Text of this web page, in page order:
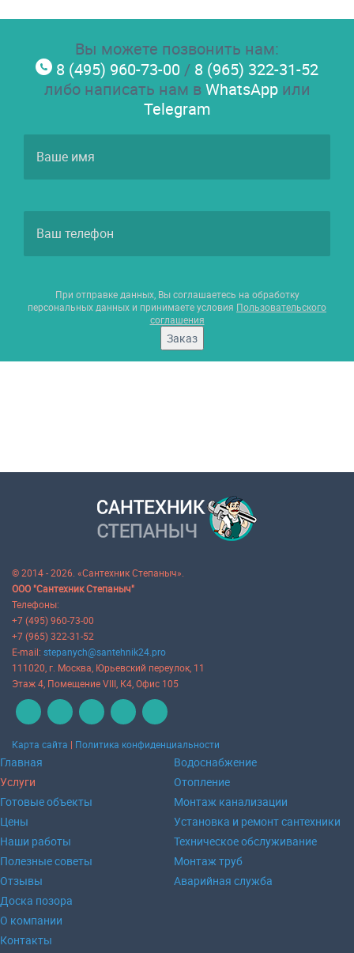
Вы можете позвонить нам:
8 (495) 960-73-00 / 8 (965) 322-31-52
либо написать нам вWhatsAppили
Telegram
При отправке данных, Вы соглашаетесь на обработку
персональных данных и принимаете условия Пользовательского
соглашения
Заказ
© 2014 - 2026. «Сантехник Степаныч».
ООО "Сантехник Степаныч"
Телефоны:
+7 (495) 960-73-00
+7 (965) 322-31-52
E-mail: stepanych@santehnik24.pro
111020 , г. Москва Юрьевский переулок, 11
Этаж 4, Помещение VIII, К4, Офис 105
Карта сайта | Политика конфиденциальности
Главная
Услуги
Готовые объекты
Цены
Наши работы
Полезные советы
Отзывы
Доска позора
О компании
Контакты
Водоснабжение
Отопление
Монтаж канализации
Установка и ремонт сантехники
Техническое обслуживание
Монтаж труб
Аварийная служба